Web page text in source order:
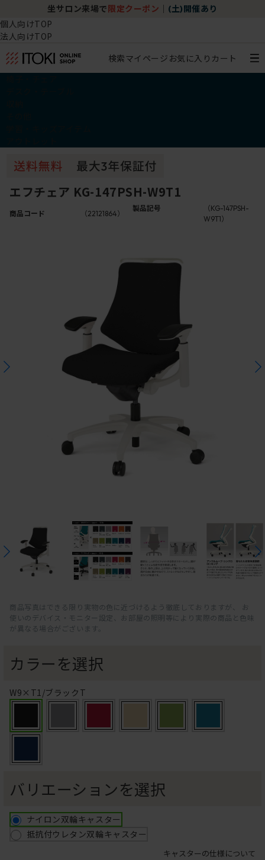
坐サロン来場で 限定クーポン (土)開催あり
個人向けTOP
法人向けTOP
検索マイページ お気に入り カート
エフチェア KG-147PSH-W9T1
商品コード （22121864）
製品記号
（KG-147PSH-
W9T1）
商品写真はできる限り実物の色に近づけるよう徹底しておりますが、 お
使いのデバイス・モニター設定、お部屋の照明等により実際の商品と色味
が異なる場合がございます。
カラーを選択
W9×T1/ブラックT
バリエーションを選択
ナイロン双輪キャスター
抵抗付ウレタン双輪キャスター
キャスターの仕様について